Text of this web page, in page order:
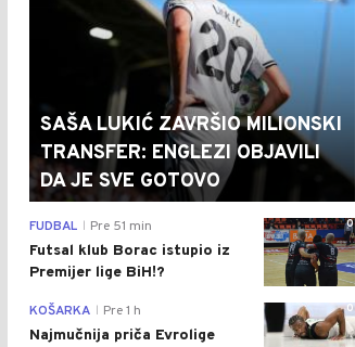
SAŠA LUKIĆ ZAVRŠIO MILIONSKI
TRANSFER: ENGLEZI OBJAVILI
DA JE SVE GOTOVO
0
FUDBAL Pre 51 min
Futsal klub Borac istupio iz
Premijer lige BiH!?
0
KOŠARKA Pre 1 h
Najmučnija priča Evrolige